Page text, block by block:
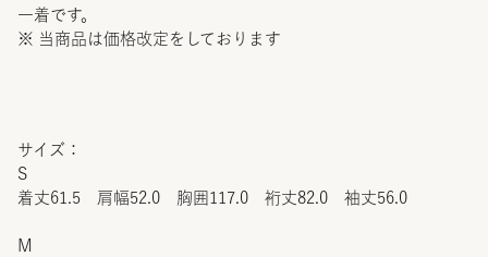
一着です。
※ 当商品は価格改定をしております
サイズ：
S
着丈61.5 肩幅52.0 胸囲117.0 裄丈82.0 袖丈56.0
M